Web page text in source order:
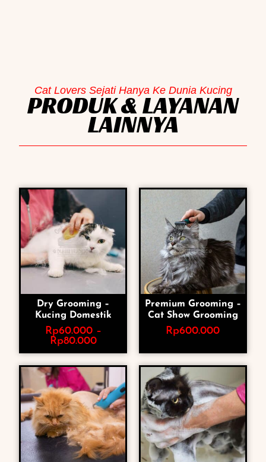
Cat Lovers Sejati Hanya Ke Dunia Kucing
PRODUK & LAYANAN
LAINNYA
Dry Grooming –
Kucing Domestik
Rp60.000 –
Rp80.000
Premium Grooming –
Cat Show Grooming
Rp600.000